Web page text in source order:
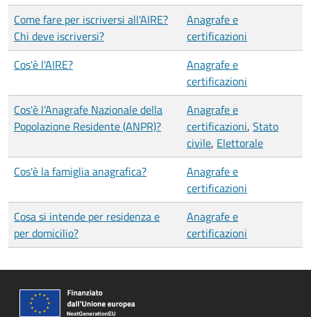
Come fare per iscriversi all'AIRE?
Chi deve iscriversi?
Anagrafe e
certificazioni
Cos'è l'AIRE?
Anagrafe e
certificazioni
Cos'è l’Anagrafe Nazionale della
Popolazione Residente (ANPR)?
Anagrafe e
certificazioni, Stato
civile, Elettorale
Cos'è la famiglia anagrafica?
Anagrafe e
certificazioni
Cosa si intende per residenza e
per domicilio?
Anagrafe e
certificazioni